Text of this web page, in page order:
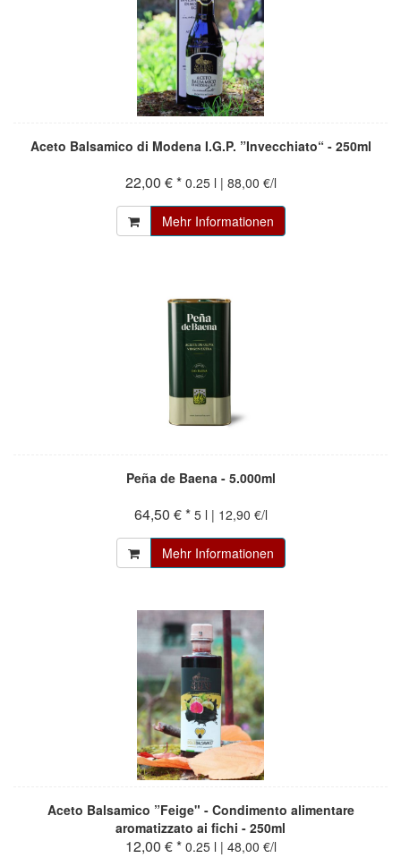
Aceto Balsamico di Modena I.G.P. ”Invecchiato“ - 250ml
22,00 € * 0.25 l | 88,00 €/l
Mehr Informationen
Peña de Baena - 5.000ml
64,50 € * 5 l | 12,90 €/l
Mehr Informationen
Aceto Balsamico ”Feige" - Condimento alimentare
aromatizzato ai fichi - 250ml
12,00 € * 0.25 l | 48,00 €/l